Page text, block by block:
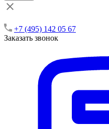
+7 (495) 142 05 67
Заказать звонок